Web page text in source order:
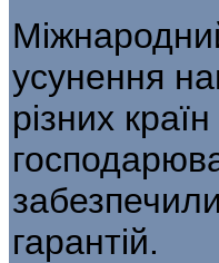
усунення
різних
гарантій.